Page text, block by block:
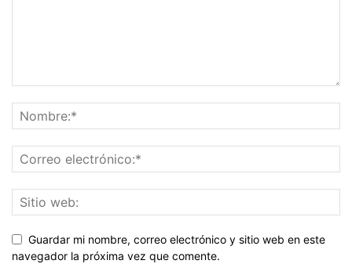
Guardar mi nombre, correo electrónico y sitio web en este
navegador la próxima vez que comente.